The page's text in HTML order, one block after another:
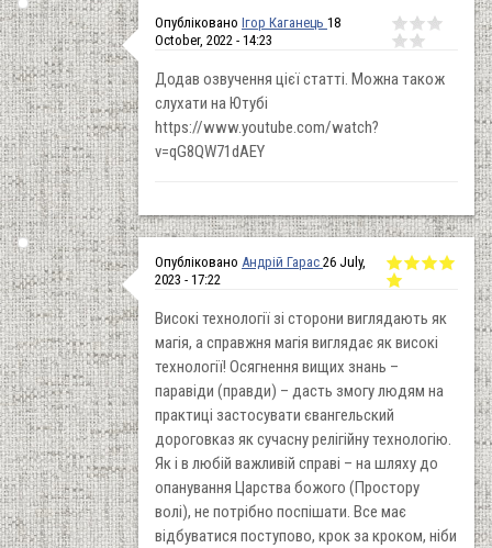
Опубліковано Ігор Каганець 18
October, 2022 - 14:23
Додав озвучення цієї статті. Можна також
слухати на Ютубі
https://www.youtube.com/watch?
v=qG8QW71dAEY
Опубліковано Андрій Гарас 26 July,
2023 - 17:22
Високі технології зі сторони виглядають як
магія, а справжня магія виглядає як високі
технології! Осягнення вищих знань –
паравіди (правди) – дасть змогу людям на
практиці застосувати євангельский
дороговказ як сучасну релігійну технологію.
Як і в любій важливій справі – на шляху до
опанування Царства божого (Простору
волі), не потрібно поспішати. Все має
відбуватися поступово, крок за кроком, ніби